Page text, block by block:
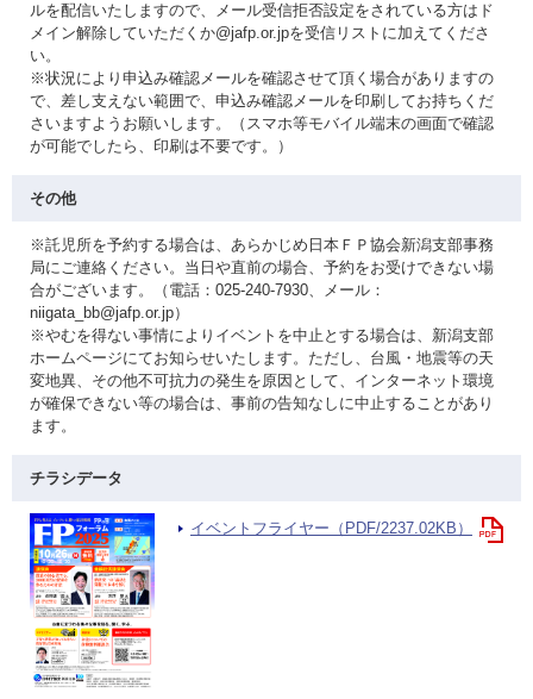
ルを配信いたしますので、メール受信拒否設定をされている方はド
メイン解除していただくか@jafp.or.jpを受信リストに加えてくださ
い。
※状況により申込み確認メールを確認させて頂く場合がありますの
で、差し支えない範囲で、申込み確認メールを印刷してお持ちくだ
さいますようお願いします。（スマホ等モバイル端末の画面で確認
が可能でしたら、印刷は不要です。）
その他
※託児所を予約する場合は、あらかじめ日本ＦＰ協会新潟支部事務
局にご連絡ください。当日や直前の場合、予約をお受けできない場
合がございます。（電話：025-240-7930、メール：
niigata_bb@jafp.or.jp）
※やむを得ない事情によりイベントを中止とする場合は、新潟支部
ホームページにてお知らせいたします。ただし、台風・地震等の天
変地異、その他不可抗力の発生を原因として、インターネット環境
が確保できない等の場合は、事前の告知なしに中止することがあり
ます。
チラシデータ
イベントフライヤー（PDF/2237.02KB）